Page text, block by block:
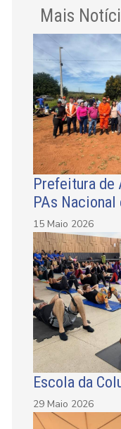
Mais
Prefeitura de
PAs Nacional
15 Maio 2026
Escola da
29 Maio 2026